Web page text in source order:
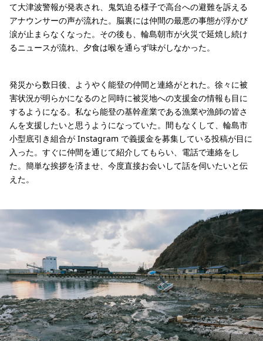
て大津波警報が発表され、鬼気迫る様子で高台への避難を訴える
アナウンサーの声が流れた。脳裏には仲間の最悪の事態が浮かび
涙が止まらなくなった。その後も、輪島朝市が火災で延焼し続け
るニュースが流れ、夕食は喉を通らず味がしなかった。
発災から数日後、ようやく能登の仲間と連絡がとれた。徐々に被
害状況が明らかになるのと同時に被災地への支援金の情報も目に
するようになる。私なら能登の基幹産業である漁業や漁師の皆さ
んを支援したいと思うようになっていた。間もなくして、輪島市
小型底引き組合が Instagram で義援金を募集している投稿が目に
入った。すぐに仲間を通じて紹介してもらい、電話で連絡をし
た。簡単な挨拶を済ませ、今度直接お会いして話を伺いたいと伝
えた。
漁港の水位は大きく変化した。漁船が打ち上げられている。
波止場の色から、震災前の水面の位置が伺える。
海底が剥き出しになっている。
海岸線は後退し、かつて水中にあったテトラポットが露わになっている。
鹿磯漁港を俯瞰する